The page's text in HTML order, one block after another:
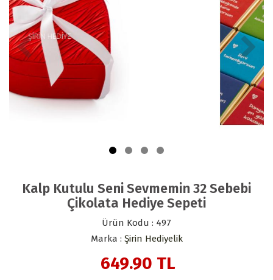
Kalp Kutulu Seni Sevmemin 32 Sebebi
Çikolata Hediye Sepeti
Ürün Kodu : 497
Marka : Şirin Hediyelik
649.90 TL